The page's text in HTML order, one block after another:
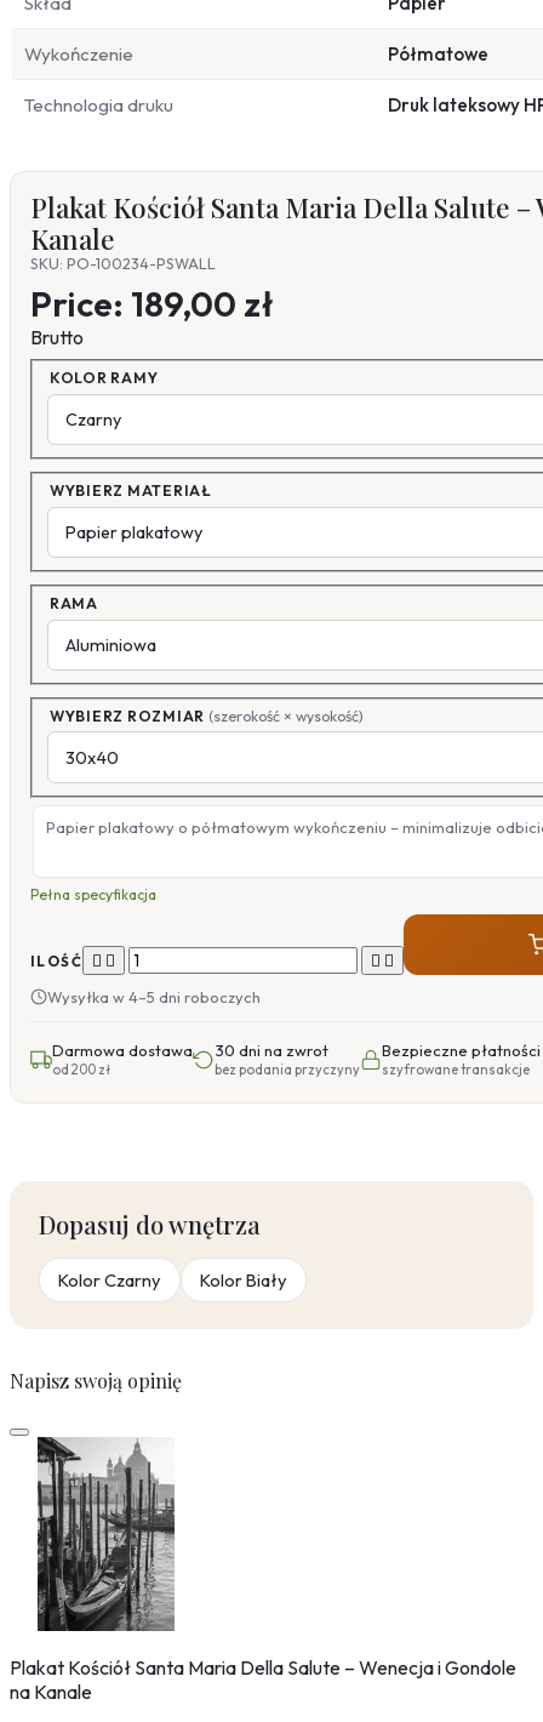
Wykończenie Półmatowe
Technologia druku Druk lateksowy
Plakat Kościół Santa Maria Della Salute
Kanale
SKU: PO-100234-PSWALL
Price: 189,00 zł
Brutto
KOLOR RAMY
WYBIERZ MATERIAŁ
RAMA
WYBIERZ ROZMIAR (szerokość × wysokość)
Papier plakatowy o półmatowym wykończeniu – minimalizuje
Pełna specyfikacja
ILOŚĆ    
Wysyłka w 4–5 dni roboczych
Darmowa dostawa
od 200 zł
30 dni na zwrot
bez podania przyczyny
Bezpieczne płatności
szyfrowane transakcje
Dopasuj do wnętrza
Kolor Czarny Kolor Biały
Napisz swoją opinię
Plakat Kościół Santa Maria Della Salute – Wenecja i Gondole
na Kanale